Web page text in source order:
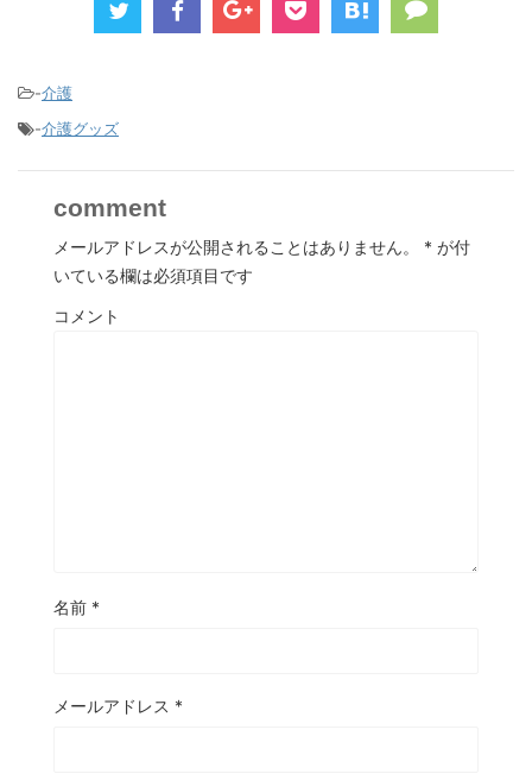
-介護
-介護グッズ
comment
メールアドレスが公開されることはありません。 * が付
いている欄は必須項目です
コメント
名前 *
メールアドレス *